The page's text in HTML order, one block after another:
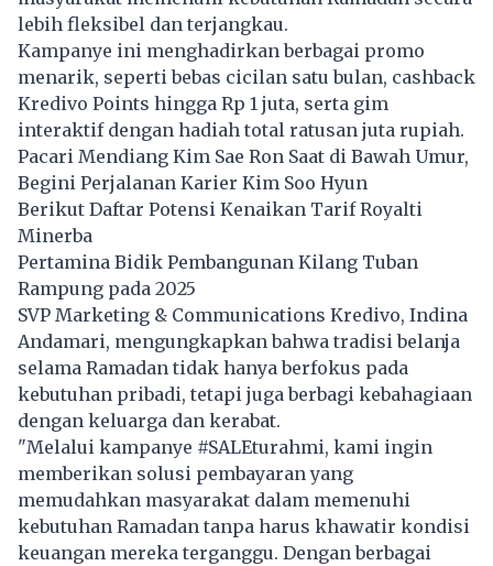
lebih fleksibel dan terjangkau.
Kampanye ini menghadirkan berbagai promo
menarik, seperti bebas cicilan satu bulan, cashback
Kredivo Points hingga Rp 1 juta, serta gim
interaktif dengan hadiah total ratusan juta rupiah.
Pacari Mendiang Kim Sae Ron Saat di Bawah Umur,
Begini Perjalanan Karier Kim Soo Hyun
Berikut Daftar Potensi Kenaikan Tarif Royalti
Minerba
Pertamina Bidik Pembangunan Kilang Tuban
Rampung pada 2025
SVP Marketing & Communications Kredivo, Indina
Andamari, mengungkapkan bahwa tradisi belanja
selama Ramadan tidak hanya berfokus pada
kebutuhan pribadi, tetapi juga berbagi kebahagiaan
dengan keluarga dan kerabat.
"Melalui kampanye #SALEturahmi, kami ingin
memberikan solusi pembayaran yang
memudahkan masyarakat dalam memenuhi
kebutuhan Ramadan tanpa harus khawatir kondisi
keuangan mereka terganggu. Dengan berbagai